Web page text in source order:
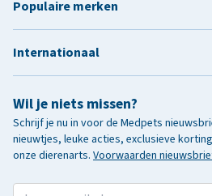
Wil je niets missen?
Schrijf je nu in voor de Medpets
nieuwtjes, leuke acties, exclusieve
onze dierenarts. Voorwaarden
Populaire merken
Internationaal